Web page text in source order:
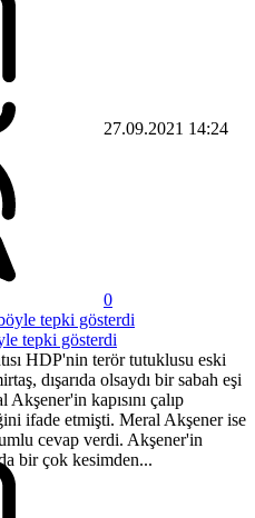
27.09.2021 14:24
0
tepki gösterdi
HDP'nin terör tutuklusu eski
dışarıda olsaydı bir sabah eşi
kapısını çalıp
ifade etmişti. Meral Akşener ise
cevap verdi. Akşener'in
bir çok kesimden...